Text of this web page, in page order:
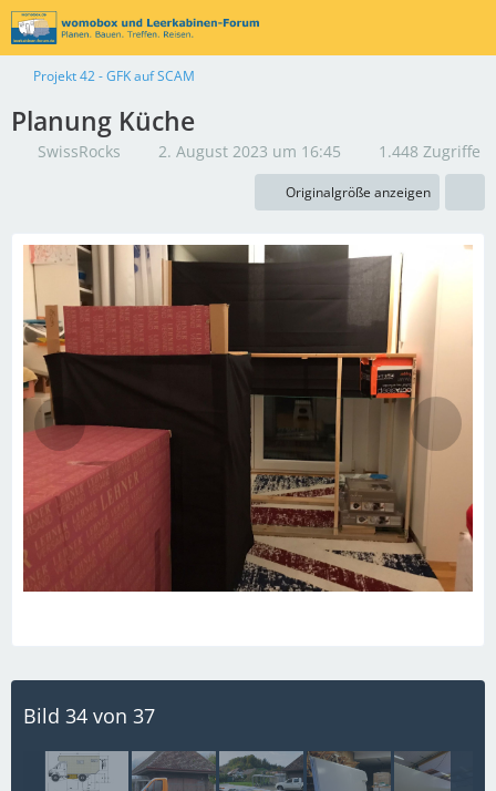
Projekt 42 - GFK auf SCAM
Planung Küche
SwissRocks 2. August 2023 um 16:45 1.448 Zugriffe
Originalgröße anzeigen
Bild 34 von 37